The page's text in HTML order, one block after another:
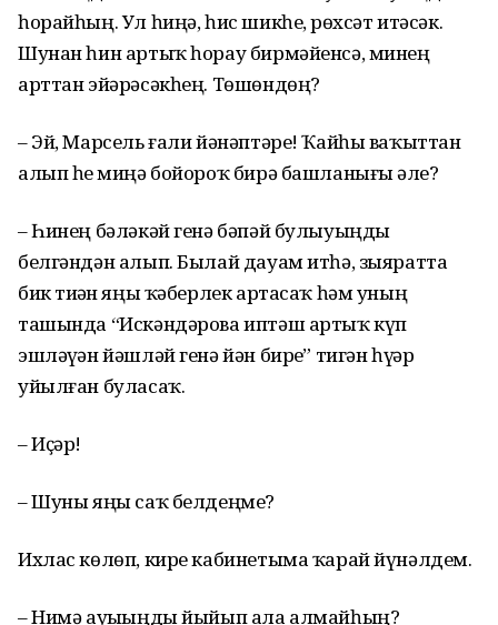
һорайһың. Ул һиңә, һис шикһеҙ, рөхсәт итәсәк.
Шунан һин артыҡ һорау бирмәйенсә, минең
арттан эйәрәсәкһең. Төшөндөң?
– Эй, Марсель ғали йәнәптәре! Ҡайһы ваҡыттан
алып һеҙ миңә бойороҡ бирә башланығыҙ әле?
– Һинең бәләкәй генә бәпәй булыуыңды
белгәндән алып. Былай дауам итһә, зыяратта
бик тиҙҙән яңы ҡәберлек артасаҡ һәм уның
ташында “Искәндәрова иптәш артыҡ күп
эшләүҙән йәшләй генә йән бирҙе” тигән һүҙҙәр
уйылған буласаҡ.
– Иҫәр!
– Шуны яңы саҡ белдеңме?
Ихлас көлөп, кире кабинетыма ҡарай йүнәлдем.
– Нимә ауыҙыңды йыйып ала алмайһың?